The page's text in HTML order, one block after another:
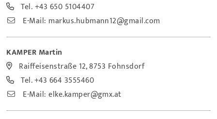
Tel.+43 650 5104407
E-Mail: markus.hubmann12@gmail.com
KAMPER Martin
Raiffeisenstraße 12, 8753 Fohnsdorf
Tel.+43 664 3555460
E-Mail:elke.kamper@gmx.at